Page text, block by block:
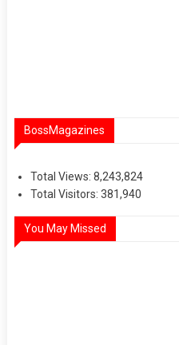
BossMagazines
Total Views: 8,243,824
Total Visitors: 381,940
You May Missed